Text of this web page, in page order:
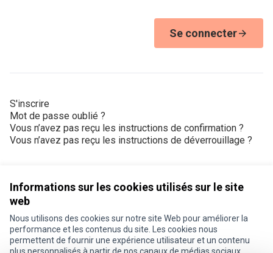
Informations sur les cookies utilisés sur le site
web
Nous utilisons des cookies sur notre site Web pour améliorer la
performance et les contenus du site. Les cookies nous
permettent de fournir une expérience utilisateur et un contenu
Se connecter
S'inscrire
Mot de passe oublié ?
Vous n’avez pas reçu les instructions de confirmation ?
Vous n’avez pas reçu les instructions de déverrouillage ?
Conditions d'utilisation
Paramètres des cookies
Je participe ! sur X
Je participe ! sur Facebook
Je participe ! sur Instagram